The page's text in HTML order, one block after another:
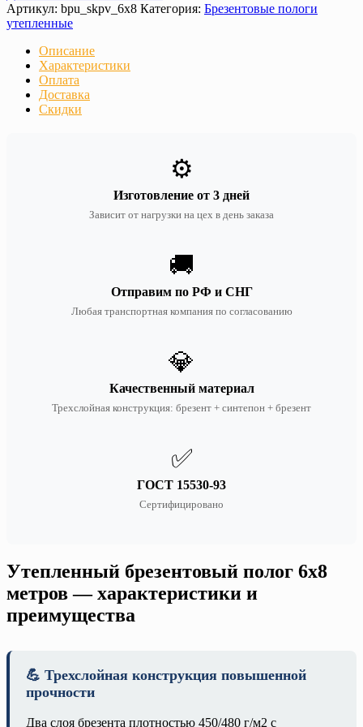
Артикул: bpu_skpv_6х8 Категория: Брезентовые пологи
утепленные
Описание
Характеристики
Оплата
Доставка
Скидки
⚙️
Изготовление от 3 дней
Зависит от нагрузки на цех в день заказа
🚚
Отправим по РФ и СНГ
Любая транспортная компания по согласованию
💎
Качественный материал
Трехслойная конструкция: брезент + синтепон + брезент
✅
ГОСТ 15530-93
Сертифицировано
Утепленный брезентовый полог 6х8
метров — характеристики и
преимущества
💪 Трехслойная конструкция повышенной
прочности
Два слоя брезента плотностью 450/480 г/м2 с